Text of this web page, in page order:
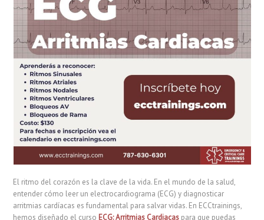
El ritmo del corazón es la clave de la vida. En el mundo de la salud,
entender cómo leer un electrocardiograma (ECG) y diagnosticar
arritmias cardíacas es fundamental para salvar vidas. En ECCtrainings,
hemos diseñado el curso ECG: Arritmias Cardiacas para que puedas